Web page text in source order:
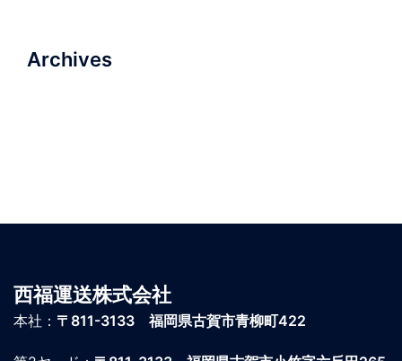
Archives
西福運送株式会社
本社： 〒811-3133 福岡県古賀市青柳町422